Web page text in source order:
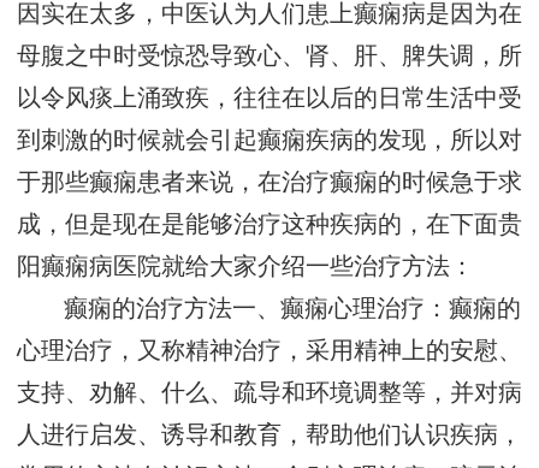
因实在太多，中医认为人们患上癫痫病是因为在
母腹之中时受惊恐导致心、肾、肝、脾失调，所
以令风痰上涌致疾，往往在以后的日常生活中受
到刺激的时候就会引起癫痫疾病的发现，所以对
于那些癫痫患者来说，在治疗癫痫的时候急于求
成，但是现在是能够治疗这种疾病的，在下面贵
阳癫痫病医院就给大家介绍一些治疗方法：
癫痫的治疗方法一、癫痫心理治疗：癫痫的
心理治疗，又称精神治疗，采用精神上的安慰、
支持、劝解、什么、疏导和环境调整等，并对病
人进行启发、诱导和教育，帮助他们认识疾病，